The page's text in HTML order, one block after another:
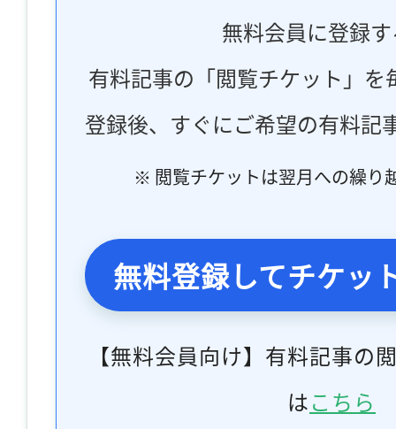
無料会員に登録
有料記事の「閲覧チケット」
登録後、すぐにご希望の有料記
※ 閲覧チケットは翌月への繰り
無料登録してチケッ
【無料会員向け】有料記事の
はこちら